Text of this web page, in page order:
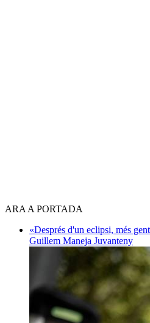
ARA A PORTADA
«Després d'un eclipsi, més
Guillem Maneja Juvanteny